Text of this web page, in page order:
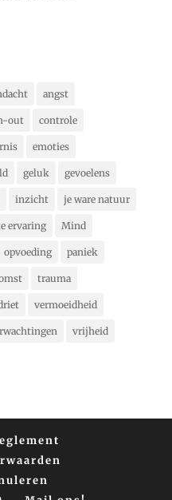
angst
out controle
emoties
geluk gevoelens
inzicht je ware natuur
ervaring Mind
opvoeding paniek
trauma
vermoeidheid
vrijheid